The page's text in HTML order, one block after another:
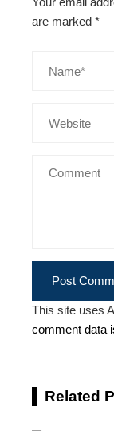
are marked *
This site uses
comment data
Related